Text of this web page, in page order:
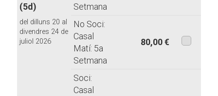
(5d)
del dilluns 20 al
divendres 24 de
juliol 2026
Setmana
No Soci:
Casal
Matí: 5a
Setmana
80,00 €
Soci:
Casal